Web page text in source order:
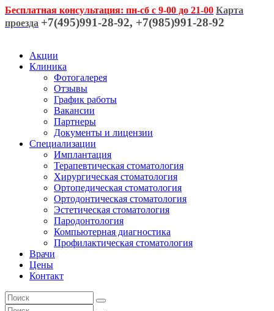
Бесплатная консультация: пн-сб с 9-00 до 21-00 Карта
проезда +7(495)991-28-92, +7(985)991-28-92
Акции
Клиника
Фотогалерея
Отзывы
График работы
Вакансии
Партнеры
Документы и лицензии
Специализации
Имплантация
Терапевтическая стоматология
Хирургическая стоматология
Ортопедическая стоматология
Ортодонтическая стоматология
Эстетическая стоматология
Пародонтология
Компьютерная диагностика
Профилактическая стоматология
Врачи
Цены
Контакт